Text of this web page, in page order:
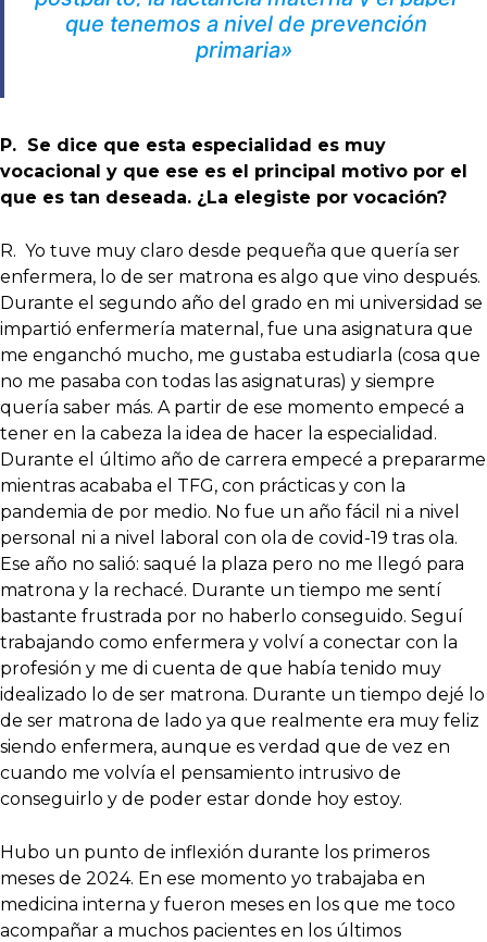
que tenemos a nivel de prevención
primaria»
P. Se dice que esta especialidad es muy
vocacional y que ese es el principal motivo por el
que es tan deseada. ¿La elegiste por vocación?
R. Yo tuve muy claro desde pequeña que quería ser
enfermera, lo de ser matrona es algo que vino después.
Durante el segundo año del grado en mi universidad se
impartió enfermería maternal, fue una asignatura que
me enganchó mucho, me gustaba estudiarla (cosa que
no me pasaba con todas las asignaturas) y siempre
quería saber más. A partir de ese momento empecé a
tener en la cabeza la idea de hacer la especialidad.
Durante el último año de carrera empecé a prepararme
mientras acababa el TFG, con prácticas y con la
pandemia de por medio. No fue un año fácil ni a nivel
personal ni a nivel laboral con ola de covid-19 tras ola.
Ese año no salió: saqué la plaza pero no me llegó para
matrona y la rechacé. Durante un tiempo me sentí
bastante frustrada por no haberlo conseguido. Seguí
trabajando como enfermera y volví a conectar con la
profesión y me di cuenta de que había tenido muy
idealizado lo de ser matrona. Durante un tiempo dejé lo
de ser matrona de lado ya que realmente era muy feliz
siendo enfermera, aunque es verdad que de vez en
cuando me volvía el pensamiento intrusivo de
conseguirlo y de poder estar donde hoy estoy.
Hubo un punto de inflexión durante los primeros
meses de 2024. En ese momento yo trabajaba en
medicina interna y fueron meses en los que me toco
acompañar a muchos pacientes en los últimos